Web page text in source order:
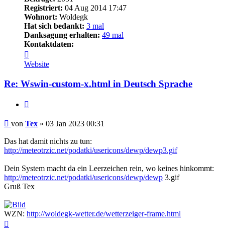
Registriert: 04 Aug 2014 17:47
Wohnort: Woldegk
Hat sich bedankt: 3 mal
Danksagung erhalten: 49 mal
Kontaktdaten:
von
Tex
Website
Re: Wswin-custom-x.html in Deutsch Sprache
Beitrag
von Tex » 03 Jan 2023 00:31
Das hat damit nichts zu tun:
http://meteotrzic.net/podatki/usericons/dewp/dewp3.gif
Dein System macht da ein Leerzeichen rein, wo keines hinkommt:
http://meteotrzic.net/podatki/usericons/dewp/dewp 3.gif
Gruß Tex
WZN: http://woldegk-wetter.de/wetterzeiger-frame.html